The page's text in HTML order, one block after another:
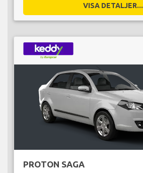
VISA DETALJER...
PROTON SAGA